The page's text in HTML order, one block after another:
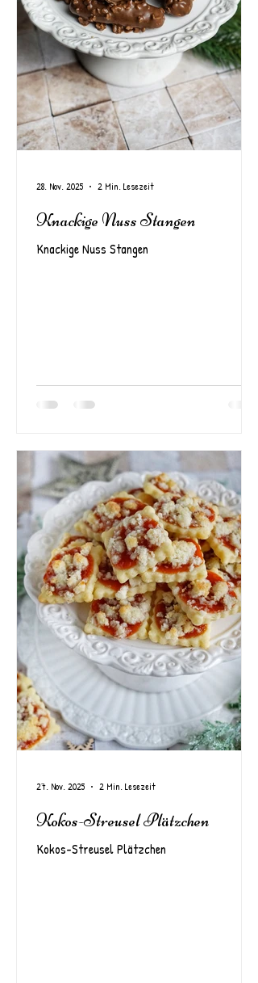
Knackige Nuss Stangen
Knackige Nuss Stangen
28. Nov. 2025 2 Min. Lesezeit
Kokos-Streusel Plätzchen
Kokos-Streusel Plätzchen
27. Nov. 2025 2 Min. Lesezeit